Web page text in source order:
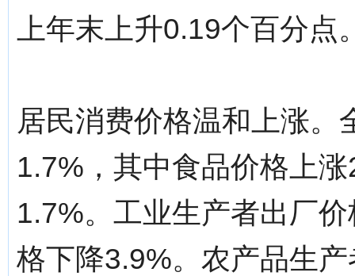
上年末上升0.19个百分点
居民消费价格温和上涨
1.7%，其中食品价格上
1.7%。工业生产者出厂
格下降3.9%。农产品生